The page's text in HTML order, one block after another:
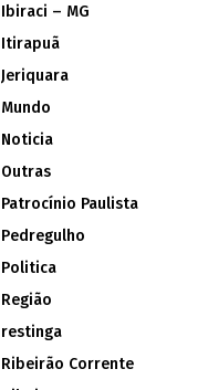
Ibiraci – MG
Itirapuã
Jeriquara
Mundo
Noticia
Outras
Patrocínio Paulista
Pedregulho
Politica
Região
restinga
Ribeirão Corrente